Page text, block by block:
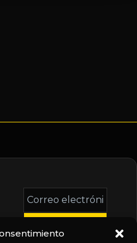
Correo
electrónico
*